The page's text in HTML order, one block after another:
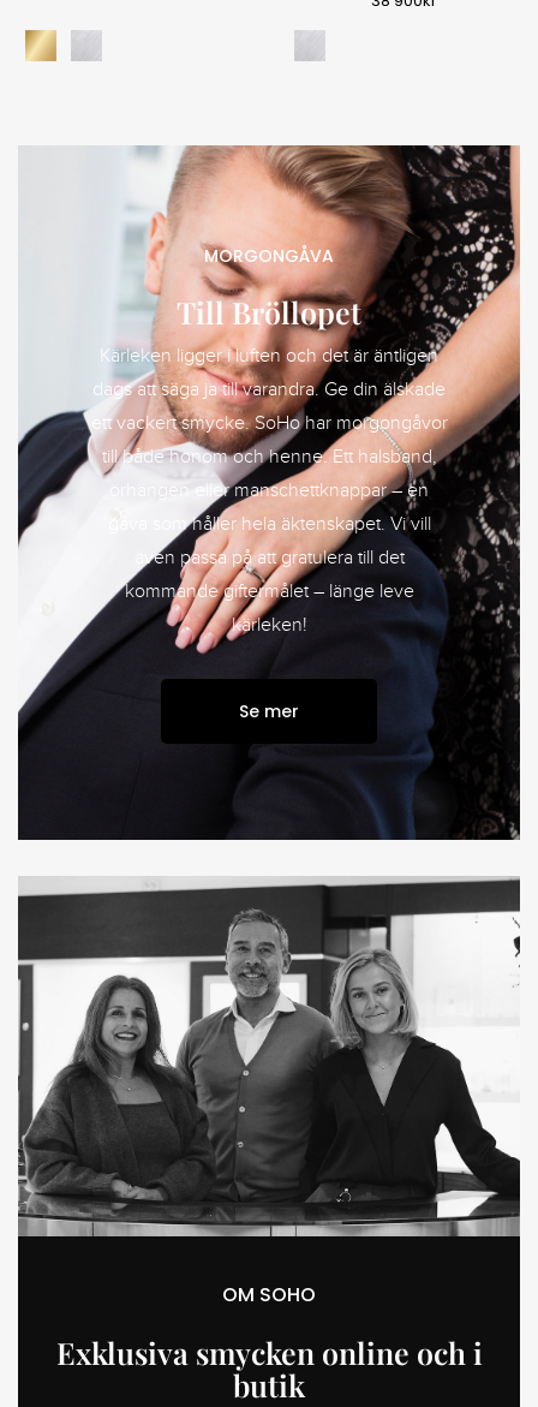
MORGONGÅVA
Till Bröllopet
Kärleken ligger i luften och det är äntligen
dags att säga ja till varandra. Ge din älskade
ett vackert smycke. SoHo har morgongåvor
till både honom och henne. Ett halsband,
örhängen eller manschettknappar – en
gåva som håller hela äktenskapet. Vi vill
även passa på att gratulera till det
kommande giftermålet – länge leve
kärleken!
Se mer
OM SOHO
Exklusiva smycken online och i
butik